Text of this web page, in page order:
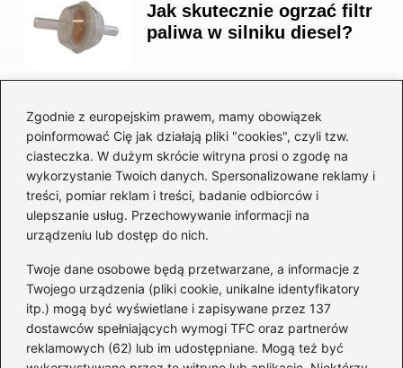
Zgodnie z europejskim prawem, mamy obowiązek
poinformować Cię jak działają pliki "cookies", czyli tzw.
ciasteczka. W dużym skrócie witryna prosi o zgodę na
wykorzystanie Twoich danych. Spersonalizowane reklamy i
treści, pomiar reklam i treści, badanie odbiorców i
ulepszanie usług. Przechowywanie informacji na
urządzeniu lub dostęp do nich.
Twoje dane osobowe będą przetwarzane, a informacje z
Twojego urządzenia (pliki cookie, unikalne identyfikatory
itp.) mogą być wyświetlane i zapisywane przez 137
dostawców spełniających wymogi TFC oraz partnerów
reklamowych (62) lub im udostępniane. Mogą też być
Jak skutecznie ogrzać filtr
paliwa w silniku diesel?
Czy warto kupować
diesla? Przewodnik dla
przyszłych właścicieli
Kategorie
Akumulator(74)
Benzyna i Diesel(87)
Motocykle(49)
Opony(81)